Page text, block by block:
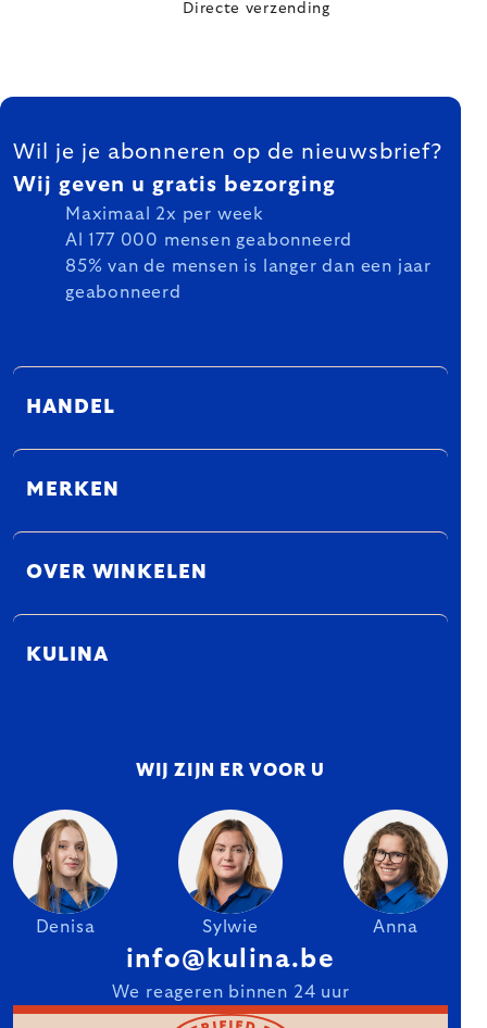
Directe verzending
FOOTER
Wil je je abonneren op de nieuwsbrief?
Wij geven u gratis bezorging
Maximaal 2x per week
Al 177 000 mensen geabonneerd
85% van de mensen is langer dan een jaar
geabonneerd
HANDEL
MERKEN
OVER WINKELEN
KULINA
WIJ ZIJN ER VOOR U
Denisa Sylwie Anna
info@kulina.be
We reageren binnen 24 uur